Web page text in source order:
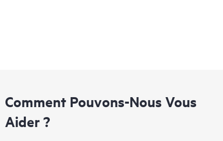
Comment Pouvons-Nous Vous
Aider ?